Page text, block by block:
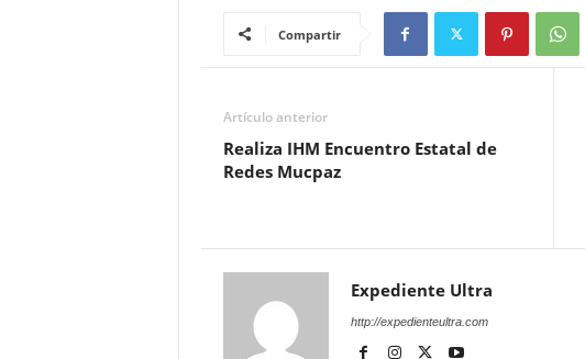
Compartir
Artículo anterior
Realiza IHM Encuentro Estatal de
Redes Mucpaz
Expediente Ultra
http://expedienteultra.com